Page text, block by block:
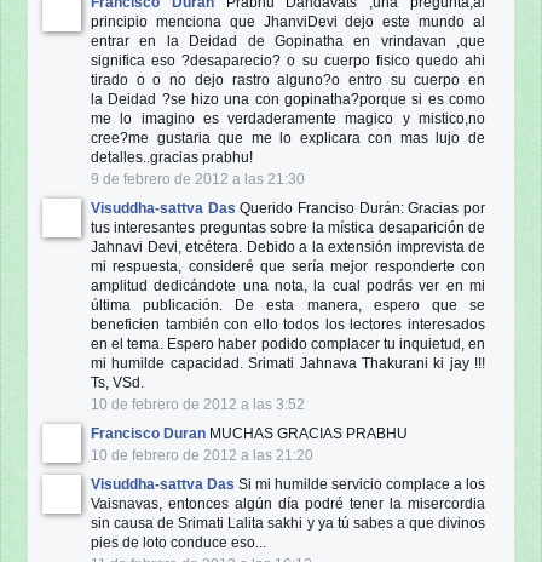
principio menciona que JhanviDevi dejo este mundo al
entrar en la Deidad de Gopinatha en vrindavan ,que
significa eso ?desaparecio? o su cuerpo fisico quedo ahi
tirado o o no dejo rastro alguno?o entro su cuerpo en
la Deidad ?se hizo una con gopinatha?porque si es como
me lo imagino es verdaderamente magico y mistico,no
cree?me gustaria que me lo explicara con mas lujo de
detalles..gracias prabhu!
9 de febrero de 2012 a las 21:30
Visuddha-sattva Das Querido Franciso Durán: Gracias por
tus interesantes preguntas sobre la mística desaparición de
Jahnavi Devi, etcétera. Debido a la extensión imprevista de
mi respuesta, consideré que sería mejor responderte con
amplitud dedicándote una nota, la cual podrás ver en mi
última publicación. De esta manera, espero que se
beneficien también con ello todos los lectores interesados
en el tema. Espero haber podido complacer tu inquietud, en
mi humilde capacidad. Srimati Jahnava Thakurani ki jay !!!
Ts, VSd.
10 de febrero de 2012 a las 3:52
Francisco Duran MUCHAS GRACIAS PRABHU
10 de febrero de 2012 a las 21:20
Visuddha-sattva Das Si mi humilde servicio complace a los
Vaisnavas, entonces algún día podré tener la misercordia
sin causa de Srimati Lalita sakhi y ya tú sabes a que divinos
pies de loto conduce eso...